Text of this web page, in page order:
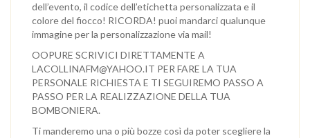
dell’evento, il codice dell’etichetta personalizzata e il
colore del fiocco! RICORDA! puoi mandarci qualunque
immagine per la personalizzazione via mail!
OOPURE SCRIVICI DIRETTAMENTE A
LACOLLINAFM@YAHOO.IT PER FARE LA TUA
PERSONALE RICHIESTA E TI SEGUIREMO PASSO A
PASSO PER LA REALIZZAZIONE DELLA TUA
BOMBONIERA.
Ti manderemo una o più bozze così da poter scegliere la